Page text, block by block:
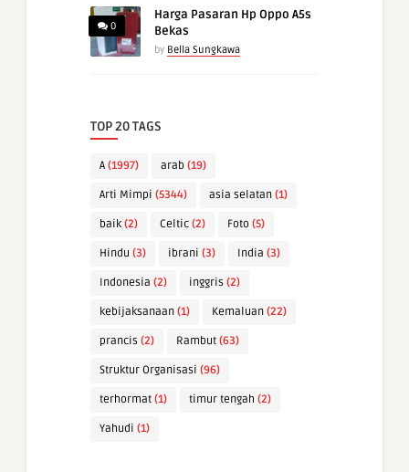
0
Harga Pasaran Hp Oppo A5s
Bekas
by Bella Sungkawa
TOP 20 TAGS
A (1997) arab (19)
Arti Mimpi (5344) asia selatan (1)
baik (2) Celtic (2) Foto (5)
Hindu (3) ibrani (3) India (3)
Indonesia (2) inggris (2)
kebijaksanaan (1) Kemaluan (22)
prancis (2) Rambut (63)
Struktur Organisasi (96)
terhormat (1) timur tengah (2)
Yahudi (1)